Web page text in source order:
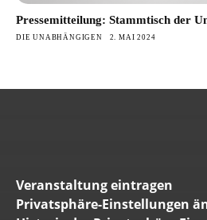
Pressemitteilung: Stammtisch der
DIE UNABHÄNGIGEN 2. MAI 2024
Veranstaltung eintragen
Privatsphäre-Einstellungen